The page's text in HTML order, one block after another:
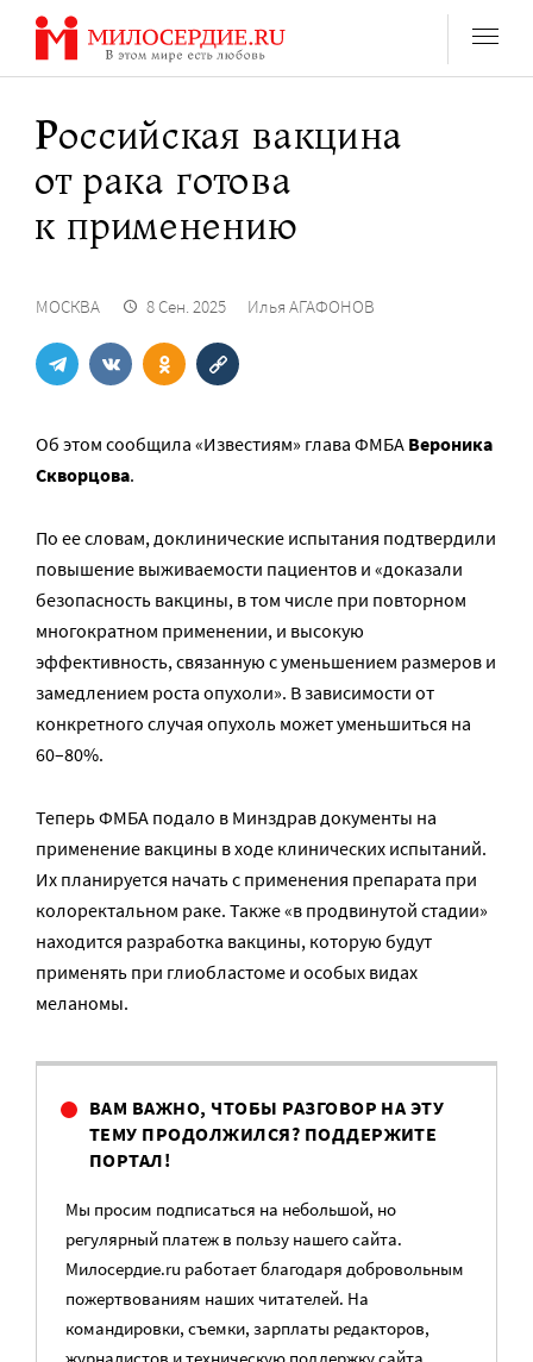
Перейти
содержанию
Российская вакцина
от рака готова
к применению
МОСКВА 8 Сен. 2025 Илья АГАФОНОВ
Об этом сообщила «Известиям» глава ФМБА Вероника
Скворцова.
По ее словам, доклинические испытания подтвердили
повышение выживаемости пациентов и «доказали
безопасность вакцины, в том числе при повторном
многократном применении, и высокую
эффективность, связанную с уменьшением размеров и
замедлением роста опухоли». В зависимости от
конкретного случая опухоль может уменьшиться на
60–80%.
Теперь ФМБА подало в Минздрав документы на
применение вакцины в ходе клинических испытаний.
Их планируется начать с применения препарата при
колоректальном раке. Также «в продвинутой стадии»
находится разработка вакцины, которую будут
применять при глиобластоме и особых видах
меланомы.
ВАМ ВАЖНО, ЧТОБЫ РАЗГОВОР НА ЭТУ
ТЕМУ ПРОДОЛЖИЛСЯ? ПОДДЕРЖИТЕ
ПОРТАЛ!
Мы просим подписаться на небольшой, но
регулярный платеж в пользу нашего сайта.
Милосердие.ru работает благодаря добровольным
пожертвованиям наших читателей. На
командировки, съемки, зарплаты редакторов,